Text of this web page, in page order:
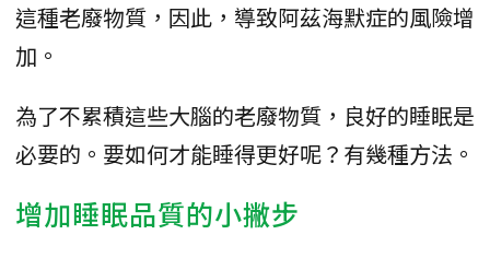
這種老廢物質，因此，導致阿茲海默症的風險增
加。
為了不累積這些大腦的老廢物質，良好的睡眠是
必要的。要如何才能睡得更好呢？有幾種方法。
增加睡眠品質的小撇步